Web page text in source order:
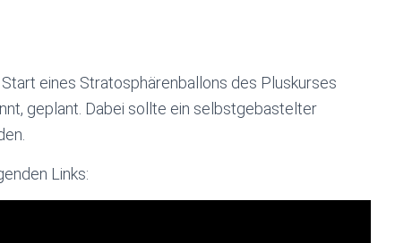
eines Stratosphärenballons des Pluskurses
geplant. Dabei sollte ein selbstgebastelter
Links: